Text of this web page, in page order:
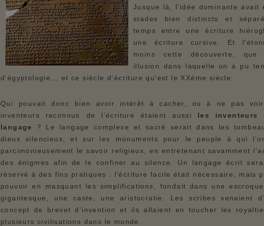
Jusque là, l'idée dominante avait
stades bien distincts et
temps entre une écriture
une écriture cursive. Et
moins cette découverte,
illusion dans laquelle on a pu
d'égyptologie... et ce siècle d'écriture qu'est le XXème siècle.
Qui pouvait donc bien avoir intérêt à cacher, ou à ne pas
inventeurs reconnus de l'écriture étaient aussi les inventeurs
langage ? Le langage complexe et sacré serait dans les
dieux silencieux, et sur les monuments pour le peuple à qui
parcimonieusement le savoir religieux, en entretenant savamment
des énigmes afin de le confiner au silence. Un langage écrit
réservé à des fins pratiques : l'écriture facile était nécessaire, mais
pouvoir en masquant les simplifications, fondait dans une
gigantesque, une caste, une aristocratie. Les scribes venaient
concept de brevet d'invention et ils allaient en toucher les
plusieurs civilisations dans le monde.